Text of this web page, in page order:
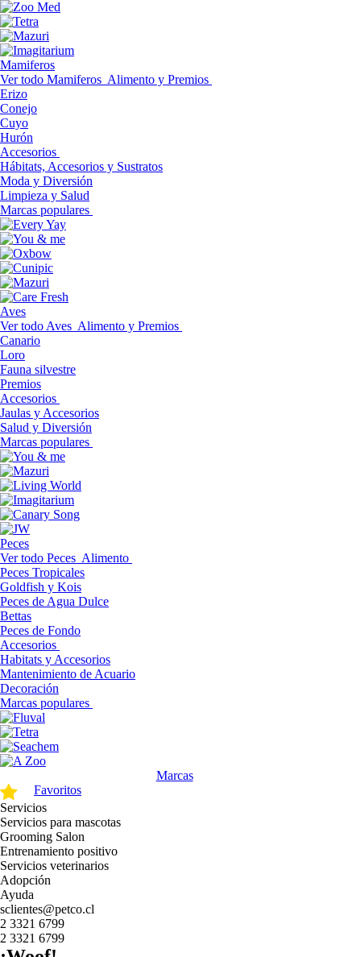
Mamiferos
Ver todo Mamiferos Alimento y Premios
Erizo
Conejo
Cuyo
Hurón
Accesorios
Hábitats, Accesorios y Sustratos
Moda y Diversión
Limpieza y Salud
Marcas populares
Aves
Ver todo Aves Alimento y Premios
Canario
Loro
Fauna silvestre
Premios
Accesorios
Jaulas y Accesorios
Salud y Diversión
Marcas populares
Peces
Ver todo Peces Alimento
Peces Tropicales
Goldfish y Kois
Peces de Agua Dulce
Bettas
Peces de Fondo
Accesorios
Habitats y Accesorios
Mantenimiento de Acuario
Decoración
Marcas populares
Marcas
Favoritos
Servicios
Servicios para mascotas
Grooming Salon
Entrenamiento positivo
Servicios veterinarios
Adopción
Ayuda
sclientes@petco.cl
2 3321 6799
2 3321 6799